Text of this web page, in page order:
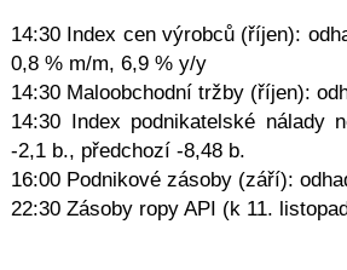
14:30 Index cen výrobců (říjen):
0,8 % m/m, 6,9 % y/y
14:30 Maloobchodní tržby (říjen):
14:30 Index podnikatelské nálady
-2,1 b., předchozí -8,48 b.
16:00 Podnikové zásoby (září):
22:30 Zásoby ropy API (k 11.